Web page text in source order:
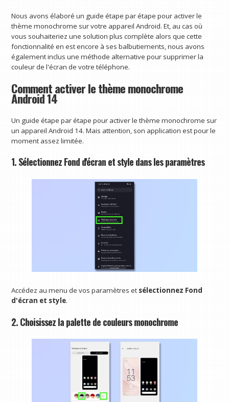
Nous avons élaboré un guide étape par étape pour activer le
thème monochrome sur votre appareil Android. Et, au cas où
vous souhaiteriez une solution plus complète alors que cette
fonctionnalité en est encore à ses balbutiements, nous avons
également inclus une méthode alternative pour supprimer la
couleur de l'écran de votre téléphone.
Comment activer le thème monochrome
Android 14
Un guide étape par étape pour activer le thème monochrome sur
un appareil Android 14. Mais attention, son application est pour le
moment assez limitée.
1. Sélectionnez Fond d'écran et style dans les paramètres
Accédez au menu de vos paramètres et sélectionnez Fond
d'écran et style.
2. Choisissez la palette de couleurs monochrome